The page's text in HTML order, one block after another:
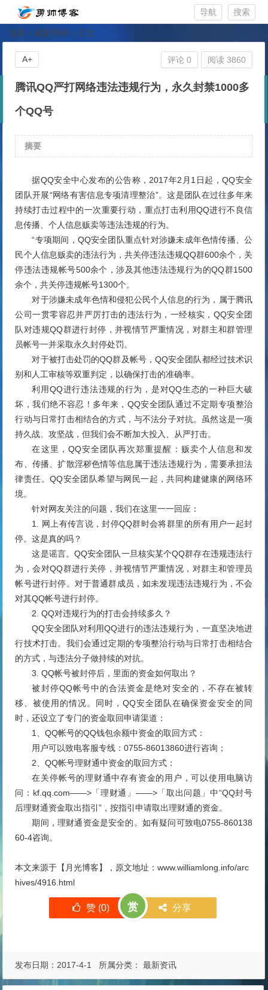
搜索
导航
首页 >最新资讯 > 正文
腾讯QQ严打网络违法违规行为，永久封禁1000多
个QQ号
摘要
据QQ安全中心发布的公告称，2017年2月1日起，QQ安全
团队开展“网络有害信息专项清理整治”。这是团队在过往多年来
持续打击过程中的一次重要行动，重点打击利用QQ进行不良信
息传播、个人信息贩卖等违法违规的行为。
“专项期间，QQ安全团队重点针对涉嫌未成年色情传播、公
民个人信息贩卖的违法行为，共关停违法违规QQ群600余个，关
停违法违规帐号500余个，涉及其他违法违规行为的QQ群1500
余个，共关停违规帐号1300个。
对于涉嫌未成年色情和侵犯公民个人信息的行为，属于腾讯
公司一贯零容忍并严厉打击的违法行为，一经核实，QQ安全团
队对违规QQ群进行封停，并视情节严重情况，对群主和群管理
员帐号一并采取永久封停处罚。
对于被打击处罚的QQ群及帐号，QQ安全团队都经过技术识
别和人工审核等双重判定，以确保打击的准确率。
利用QQ进行违法违规的行为，是对QQ生态的一种巨大破
坏，我们绝不容忍！多年来，QQ安全团队通过不定期专项整治
行动与日常打击相结合的方式，与不法分子对抗。虽然这是一项
持久战、攻坚战，但我们会不断加大投入、从严打击。
在这里，QQ安全团队再次郑重提醒：贩卖个人信息和发
布、传播、扩散淫秽色情等信息属于违法违规行为，需要承担法
律责任。QQ安全团队希望与网民一起，共同构建健康的网络环
境。
针对网友关注的问题，我们在这里一一回应：
1. 网上有传言说，封停QQ群时会将群里的所有用户一起封
停。这是真的吗？
这是谣言。QQ安全团队一旦核实某个QQ群存在违规违法行
为，会对QQ群进行关停，并视情节严重情况，对群主和管理员
帐号进行封停。对于普通群成员，如未发现违法违规行为，不会
对其QQ帐号进行封停。
2. QQ对违规行为的打击会持续多久？
QQ安全团队对利用QQ进行的违法违规行为，一直坚决地进
行技术打击。我们会通过定期的专项整治行动与日常打击相结合
的方式，与违法分子做持续的对抗。
3. QQ帐号被封停后，里面的资金如何取出？
被封停QQ帐号中的合法资金是绝对安全的，不存在被转
移、被使用的情况。同时，QQ安全团队在确保资金安全的同
时，还设立了专门的资金取回申请渠道：
1、QQ帐号的QQ钱包余额中资金的取回方式：
用户可以致电客服专线：0755-86013860进行咨询；
2、QQ帐号理财通中资金的取回方式：
在关停帐号的理财通中存有资金的用户，可以使用电脑访
问：kf.qq.com——>「理财通」——>「取出问题」中“QQ封号
后理财通资金取出指引”，按指引申请取出理财通的资金。
期间，理财通资金是安全的。如有疑问可致电0755-860138
60-4咨询。
本文来源于【 月光博客】，原文地址：www.williamlong.info/arc
hives/4916.html
赞 (0) 赏 分享
评论 0 阅读 3860
A+
发布日期：2017-4-1 所属分类：最新资讯